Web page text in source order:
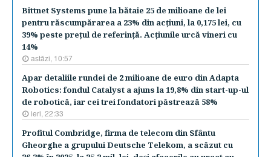
Bittnet Systems pune la bătaie 25 de milioane de lei
pentru răscumpărarea a 23% din acţiuni, la 0,175 lei, cu
39% peste preţul de referinţă. Acţiunile urcă vineri cu
14%
astăzi, 10:57
Apar detaliile rundei de 2 milioane de euro din Adapta
Robotics: fondul Catalyst a ajuns la 19,8% din start-up-ul
de robotică, iar cei trei fondatori păstrează 58%
ieri, 22:33
Profitul Combridge, firma de telecom din Sfântu
Gheorghe a grupului Deutsche Telekom, a scăzut cu